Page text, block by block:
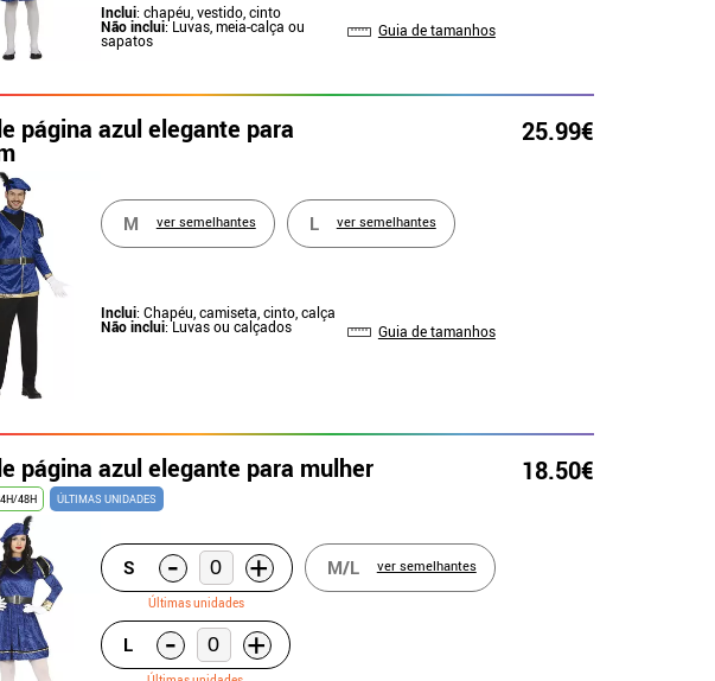
Inclui: chapéu, vestido, cinto
Não inclui: Luvas, meia-calça ou
sapatos
Guia de tamanhos
página azul elegante para 25.99€
M ver semelhantes L ver semelhantes
Inclui: Chapéu, camiseta, cinto, calça
Não inclui: Luvas ou calçados Guia de tamanhos
página azul elegante para mulher 18.50€
48H ÚLTIMAS UNIDADES
S - +
Últimas unidades
M/L ver semelhantes
L - +